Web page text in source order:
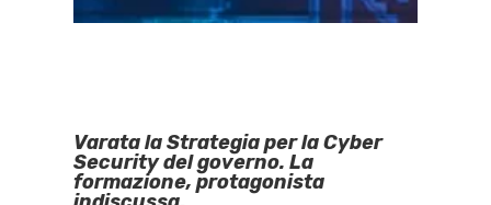
Varata la Strategia per la Cyber
Security del governo. La
formazione, protagonista